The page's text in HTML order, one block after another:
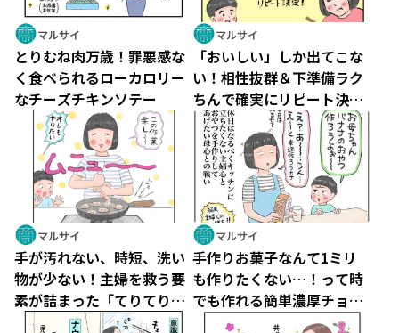
マルサイ
とりむね肉万歳！罪悪感な
く食べられるローカロリー
なチーズチキンソテー
マルサイ
「おいしい」しか出てこな
い！相性抜群＆下準備ラク
ちんで確実にリピート決定
した無敵レシピ
マルサイ
手が汚れない、時短、洗い
物が少ない！主婦を救う要
素が詰まった「てりてりつ
くね」を作ってみた
マルサイ
手作りお菓子なんて1ミリ
も作りたくない…！って時
でも作れる簡単濃厚チョコ
バナナプリン